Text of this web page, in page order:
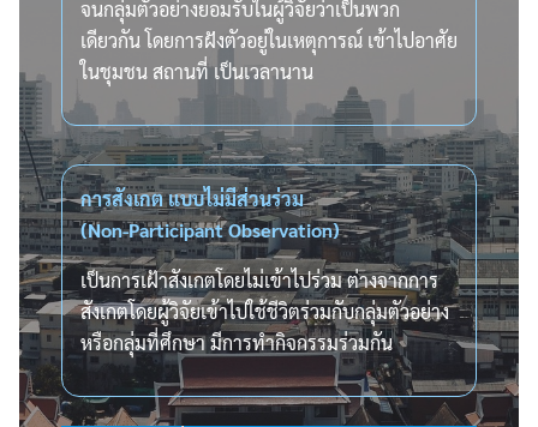
จนกลุ่มตัวอย่างยอมรับในผู้วิจัยว่าเป็นพวก
เดียวกัน โดยการฝังตัวอยู่ในเหตุการณ์ เข้าไปอาศัย
ในชุมชน สถานที่ เป็นเวลานาน
การสังเกต แบบไม่มีส่วนร่วม
(Non-Participant Observation)
เป็นการเฝ้าสังเกตโดยไม่เข้าไปร่วม ต่างจากการ
สังเกตโดยผู้วิจัยเข้าไปใช้ชีวิตร่วมกับกลุ่มตัวอย่าง
หรือกลุ่มที่ศึกษา มีการทำกิจกรรมร่วมกัน